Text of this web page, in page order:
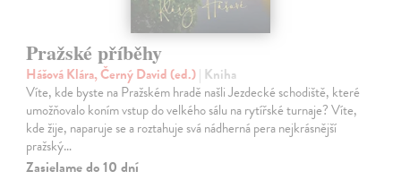
Pražské příběhy
Hášová Klára, Černý David (ed.)| Kniha
Víte, kde byste na Pražském hradě našli Jezdecké schodiště, které
umožňovalo koním vstup do velkého sálu na rytířské turnaje? Víte,
kde žije, naparuje se a roztahuje svá nádherná pera nejkrásnější
pražský…
Zasielame do 10 dní